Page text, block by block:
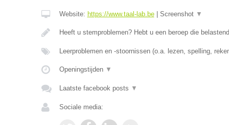
Website: https://www.taal-lab.be| Screenshot ▼
Heeft u stemproblemen? Hebt u een beroep die
Leerproblemen en -stoornissen (o.a. lezen, spelling,
Openingstijden ▼
Laatste facebook posts ▼
Sociale media: